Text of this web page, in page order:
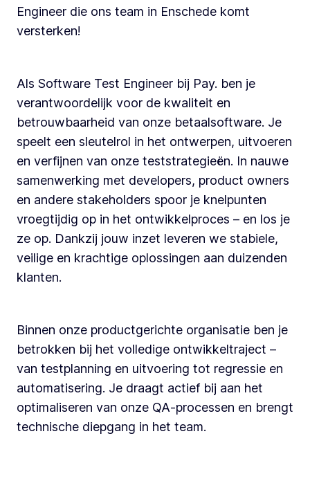
Engineer die ons team in Enschede komt
versterken!
Als Software Test Engineer bij Pay. ben je
verantwoordelijk voor de kwaliteit en
betrouwbaarheid van onze betaalsoftware. Je
speelt een sleutelrol in het ontwerpen, uitvoeren
en verfijnen van onze teststrategieën. In nauwe
samenwerking met developers, product owners
en andere stakeholders spoor je knelpunten
vroegtijdig op in het ontwikkelproces – en los je
ze op. Dankzij jouw inzet leveren we stabiele,
veilige en krachtige oplossingen aan duizenden
klanten.
Binnen onze productgerichte organisatie ben je
betrokken bij het volledige ontwikkeltraject –
van testplanning en uitvoering tot regressie en
automatisering. Je draagt actief bij aan het
optimaliseren van onze QA-processen en brengt
technische diepgang in het team.